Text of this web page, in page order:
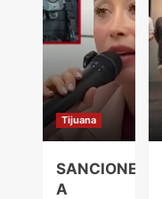
Tijuana
SANCIONES
A